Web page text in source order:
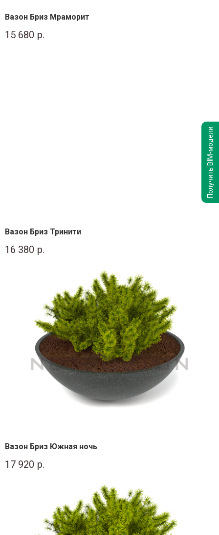
Вазон Бриз Мраморит
15 680 р.
Вазон Бриз Тринити
16 380 р.
Вазон Бриз Южная ночь
17 920 р.
Получить BIM-модели